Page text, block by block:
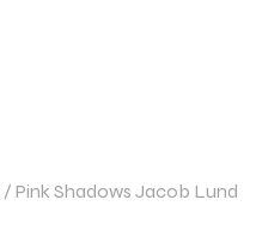
/ Pink Shadows Jacob Lund